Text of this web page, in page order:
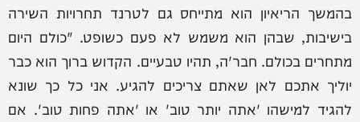
בהמשך הריאיון הוא מתייחס גם לטרנד תחרויות השירה
בישיבות, שבהן הוא משמש לא פעם כשופט. "כולם היום
מתחרים בכולם. חבר'ה, תהיו טבעיים. הקדוש ברוך הוא כבר
יוליך אתכם לאן שאתם צריכים להגיע. אני כל כך שונא
להגיד למישהו 'אתה יותר טוב' או 'אתה פחות טוב'. אם